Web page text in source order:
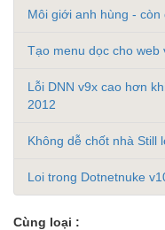
Môi giới anh hùng - còn
Tạo menu dọc cho web
Lỗi DNN v9x cao hơn
2012
Không dễ chốt nhà Still
Loi trong Dotnetnuke
Cùng loại :